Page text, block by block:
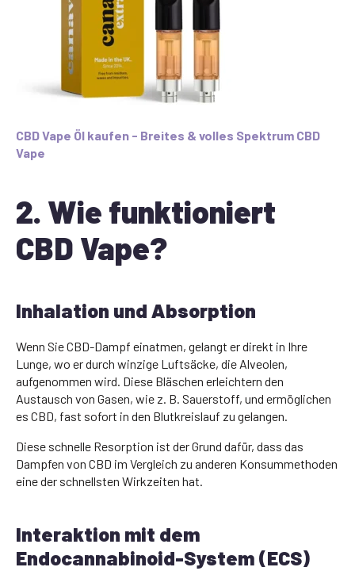
CBD Vape Öl kaufen - Breites & volles Spektrum CBD
Vape
2. Wie funktioniert
CBD Vape?
Inhalation und Absorption
Wenn Sie CBD-Dampf einatmen, gelangt er direkt in Ihre
Lunge, wo er durch winzige Luftsäcke, die Alveolen,
aufgenommen wird. Diese Bläschen erleichtern den
Austausch von Gasen, wie z. B. Sauerstoff, und ermöglichen
es CBD, fast sofort in den Blutkreislauf zu gelangen.
Diese schnelle Resorption ist der Grund dafür, dass das
Dampfen von CBD im Vergleich zu anderen Konsummethoden
eine der schnellsten Wirkzeiten hat.
Interaktion mit dem
Endocannabinoid-System (ECS)